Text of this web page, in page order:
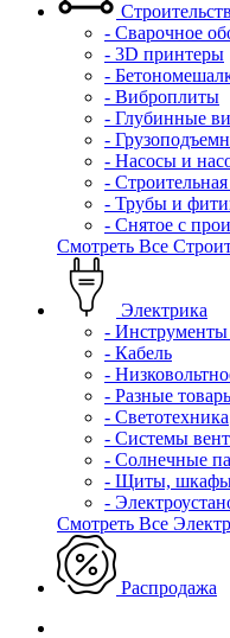
- Сварочное
- 3D принтеры
-
- Виброплиты
- Глубинные
-
- Насосы и
-
- Трубы и
- Снятое с
Смотреть Все
Электрика
-
- Кабель
-
- Разные
- Светотехника
- Системы
- Солнечные
- Щиты,
-
Смотреть Все
Распродажа